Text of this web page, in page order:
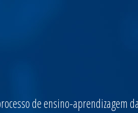
de ensino-aprendizagem